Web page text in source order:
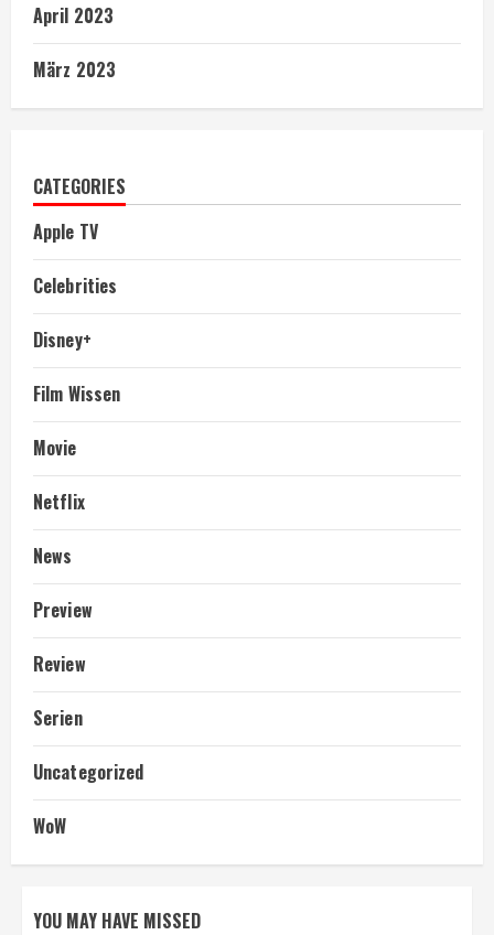
April 2023
März 2023
CATEGORIES
Apple TV
Celebrities
Disney+
Film Wissen
Movie
Netflix
News
Preview
Review
Serien
Uncategorized
WoW
YOU MAY HAVE MISSED